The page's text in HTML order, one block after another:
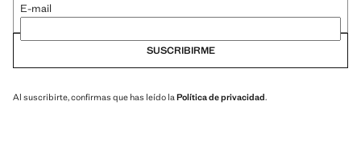
E-mail
SUSCRIBIRME
Al suscribirte, confirmas que has leído la Política de privacidad.